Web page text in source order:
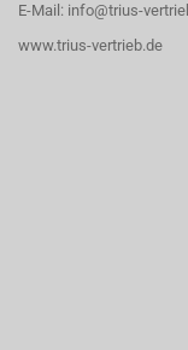
E-Mail: info@trius-
www.trius-vertrieb.de